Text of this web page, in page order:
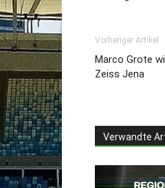
Vorheriger Artikel
Marco Grote
Zeiss Jena
Verwandte